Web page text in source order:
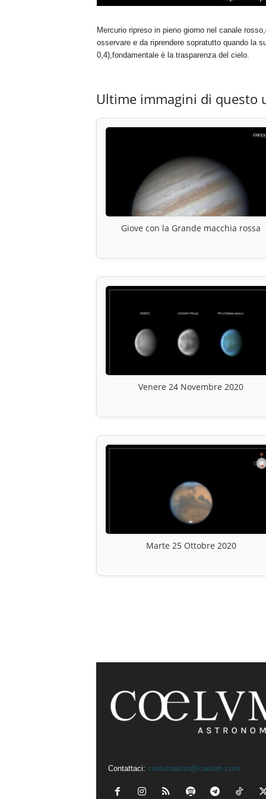
Mercurio ripreso in pieno giorno nel canale
osservare e da riprendere sopratutto quando la
0,4),fondamentale è la trasparenza del cielo.
Ultime immagini di questo
Giove con la Grande macchia rossa
Venere 24 Novembre 2020
Marte 25 Ottobre 2020
Contattaci: coelumastro@coelum.com